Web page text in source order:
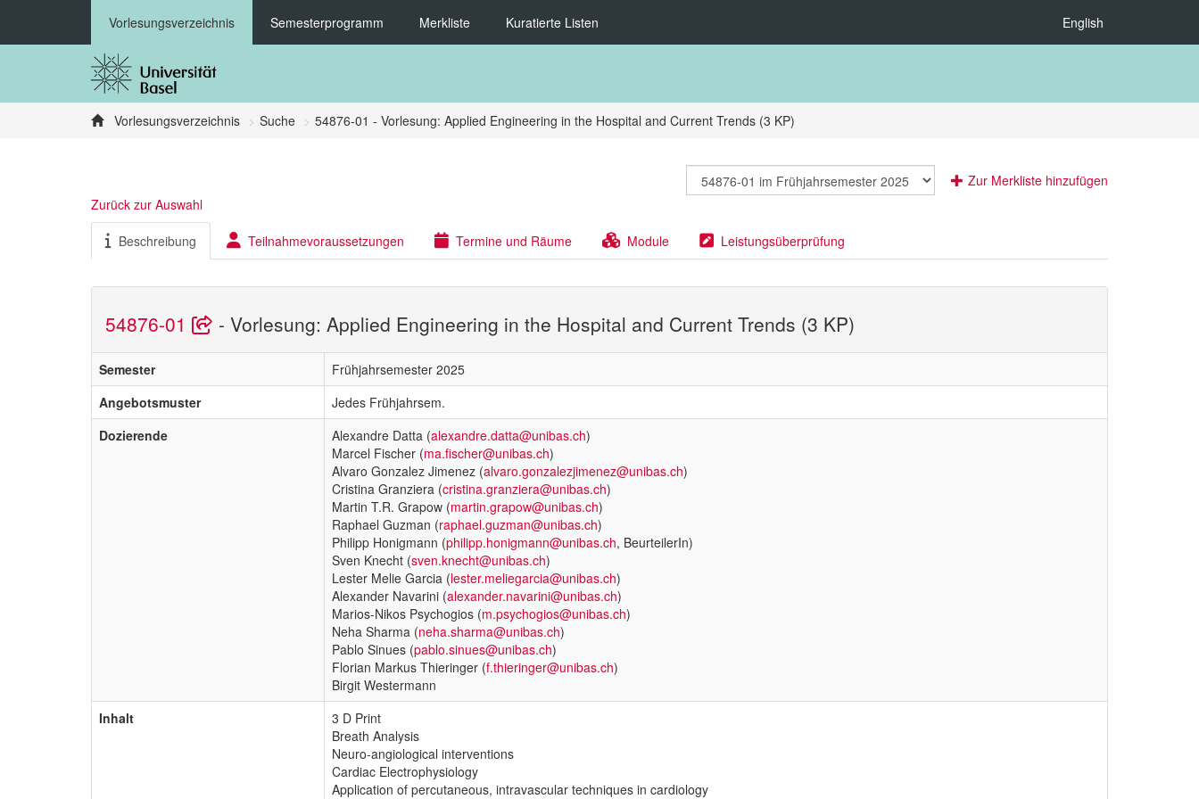
Vorlesungsverzeichnis Semesterprogramm Merkliste Kuratierte Listen English
Vorlesungsverzeichnis Suche 54876-01 - Vorlesung: Applied Engineering in the Hospital and Current Trends (3 KP)
Zur Merkliste hinzufügen
Zurück zur Auswahl
Beschreibung Teilnahmevoraussetzungen Termine und Räume Module Leistungsüberprüfung
54876-01 - Vorlesung: Applied Engineering in the Hospital and Current Trends (3 KP)
Semester
Frühjahrsemester 2025
Angebotsmuster
Jedes Frühjahrsem.
Dozierende
Alexandre Datta (alexandre.datta@unibas.ch)
Marcel Fischer (ma.fischer@unibas.ch)
Alvaro Gonzalez Jimenez (alvaro.gonzalezjimenez@unibas.ch)
Cristina Granziera (cristina.granziera@unibas.ch)
Martin T.R. Grapow (martin.grapow@unibas.ch)
Raphael Guzman (raphael.guzman@unibas.ch)
Philipp Honigmann (philipp.honigmann@unibas.ch, BeurteilerIn)
Sven Knecht (sven.knecht@unibas.ch)
Lester Melie Garcia (lester.meliegarcia@unibas.ch)
Alexander Navarini (alexander.navarini@unibas.ch)
Marios-Nikos Psychogios (m.psychogios@unibas.ch)
Neha Sharma (neha.sharma@unibas.ch)
Pablo Sinues (pablo.sinues@unibas.ch)
Florian Markus Thieringer (f.thieringer@unibas.ch)
Birgit Westermann
Inhalt
3 D Print
Breath Analysis
Neuro-angiological interventions
Cardiac Electrophysiology
Application of percutaneous, intravascular techniques in cardiology